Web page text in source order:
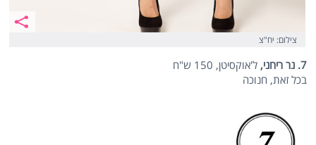
צילום: יח"צ
7. נר ריחני,
ל'אוקסיטן, 150 ש"ח
בכל זאת, חנוכה